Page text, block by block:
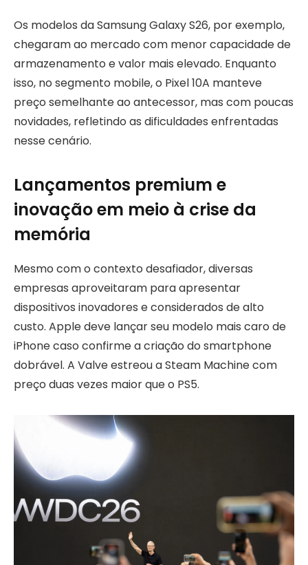
Os modelos da Samsung Galaxy S26, por exemplo,
chegaram ao mercado com menor capacidade de
armazenamento e valor mais elevado. Enquanto
isso, no segmento mobile, o Pixel 10A manteve
preço semelhante ao antecessor, mas com poucas
novidades, refletindo as dificuldades enfrentadas
nesse cenário.
Lançamentos premium e
inovação em meio à crise da
memória
Mesmo com o contexto desafiador, diversas
empresas aproveitaram para apresentar
dispositivos inovadores e considerados de alto
custo. Apple deve lançar seu modelo mais caro de
iPhone caso confirme a criação do smartphone
dobrável. A Valve estreou a Steam Machine com
preço duas vezes maior que o PS5.